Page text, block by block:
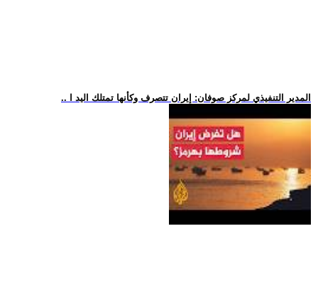
.. المدير التنفيذي لمركز صوفان: إيران تتصرف وكأنها تمتلك اليد ا